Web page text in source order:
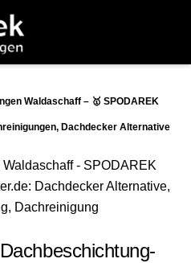
Waldaschaff – 🥇 SPODAREK
Dachdecker Alternative